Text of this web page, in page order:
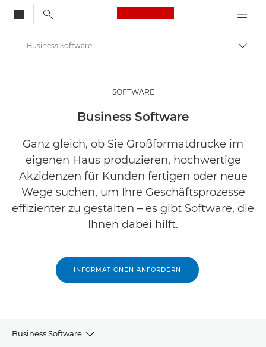
Canon Logo, back
Auf
Lösungen & Dienstleistungen
Business-Produkte
Business Software
SOFTWARE
Business Software
Ganz gleich, ob Sie Großformatdrucke im
eigenen Haus produzieren, hochwertige
Akzidenzen für Kunden fertigen oder neue
Wege suchen, um Ihre Geschäftsprozesse
effizienter zu gestalten – es gibt Software, die
Ihnen dabei hilft.
INFORMATIONEN ANFORDERN
Business Software